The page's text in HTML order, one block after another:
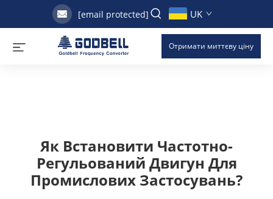
[email protected] UK
Отримати миттєву ціну
Як Встановити Частотно-
Регульований Двигун Для
Промислових Застосувань?